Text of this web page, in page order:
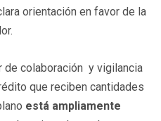
orientación en favor de la
de colaboración y vigilancia
que reciben cantidades
está ampliamente